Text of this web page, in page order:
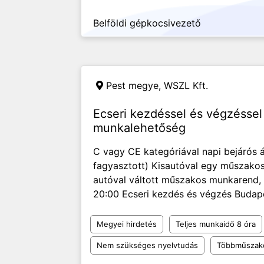
Belföldi gépkocsivezető
Pest megye, WSZL Kft.
Ecseri kezdéssel és
munkalehetőség
C vagy CE kategóriával napi bejárós
fagyasztott) Kisautóval egy
autóval váltott műszakos
20:00 Ecseri kezdés és végzés
Megyei hirdetés Teljes munkaidő 8 óra
Nem szükséges nyelvtudás